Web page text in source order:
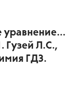
уравнение...
Гузей Л.С.,
ГДЗ.